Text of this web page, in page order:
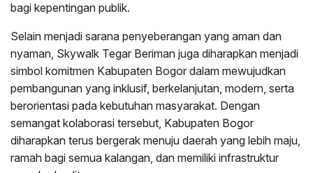
bagi kepentingan publik.
Selain menjadi sarana penyeberangan yang aman dan
nyaman, Skywalk Tegar Beriman juga diharapkan menjadi
simbol komitmen Kabupaten Bogor dalam mewujudkan
pembangunan yang inklusif, berkelanjutan, modern, serta
berorientasi pada kebutuhan masyarakat. Dengan
semangat kolaborasi tersebut, Kabupaten Bogor
diharapkan terus bergerak menuju daerah yang lebih maju,
ramah bagi semua kalangan, dan memiliki infrastruktur